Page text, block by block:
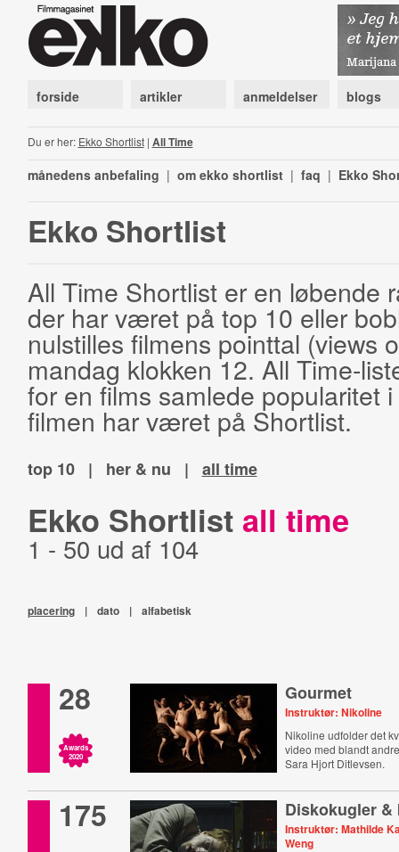
forside artikler anmeldelser blogs
Du er her: Ekko Shortlist| All Time
månedens anbefaling | om ekko shortlist | faq | Ekko
Ekko Shortlist
All Time Shortlist er en løbende
der har været på top 10 eller
nulstilles filmens pointtal (views
mandag klokken 12. All Time-
for en films samlede popularitet
filmen har været på Shortlist.
top 10 | her & nu | all time
Ekko Shortlist all time
1 - 50 ud af 104
placering | dato | alfabetisk
28
Awards
2020
Gourmet
Instruktør: Nikoline
Nikoline udfolder det
video med blandt
Sara Hjort Ditlevsen.
175 Diskokugler &
Instruktør: Mathilde
Weng